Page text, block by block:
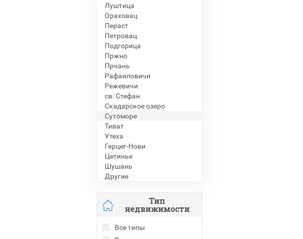
Луштица
Ораховац
Пераст
Петровац
Подгорица
Пржно
Прчань
Рафаиловичи
Режевичи
св. Стефан
Скадарское озеро
Сутоморе
Тиват
Утеха
Герцег-Нови
Цетинье
Шушань
Другие
Тип
недвижимости
Все типы